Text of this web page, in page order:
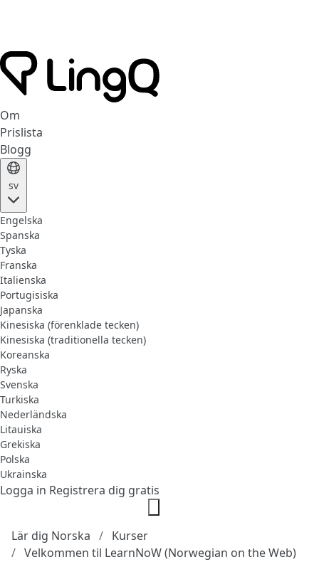
Om
Prislista
Blogg
sv
Engelska
Spanska
Tyska
Franska
Italienska
Portugisiska
Japanska
Kinesiska (förenklade tecken)
Kinesiska (traditionella tecken)
Koreanska
Ryska
Svenska
Turkiska
Nederländska
Litauiska
Grekiska
Polska
Ukrainska
Logga in Registrera dig gratis
Lär dig Norska
Kurser
Velkommen til LearnNoW (Norwegian on the Web)